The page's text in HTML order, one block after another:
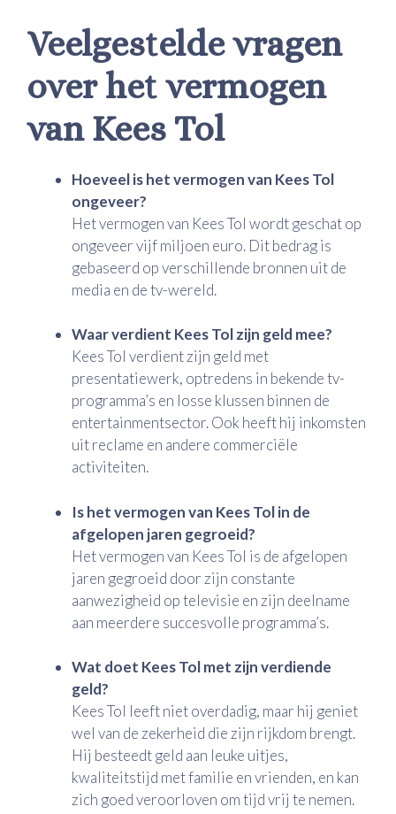
Veelgestelde vragen
over het vermogen
van Kees Tol
Hoeveel is het vermogen van Kees Tol
ongeveer?
Het vermogen van Kees Tol wordt geschat op
ongeveer vijf miljoen euro. Dit bedrag is
gebaseerd op verschillende bronnen uit de
media en de tv-wereld.
Waar verdient Kees Tol zijn geld mee?
Kees Tol verdient zijn geld met
presentatiewerk, optredens in bekende tv-
programma’s en losse klussen binnen de
entertainmentsector. Ook heeft hij inkomsten
uit reclame en andere commerciële
activiteiten.
Is het vermogen van Kees Tol in de
afgelopen jaren gegroeid?
Het vermogen van Kees Tol is de afgelopen
jaren gegroeid door zijn constante
aanwezigheid op televisie en zijn deelname
aan meerdere succesvolle programma’s.
Wat doet Kees Tol met zijn verdiende
geld?
Kees Tol leeft niet overdadig, maar hij geniet
wel van de zekerheid die zijn rijkdom brengt.
Hij besteedt geld aan leuke uitjes,
kwaliteitstijd met familie en vrienden, en kan
zich goed veroorloven om tijd vrij te nemen.